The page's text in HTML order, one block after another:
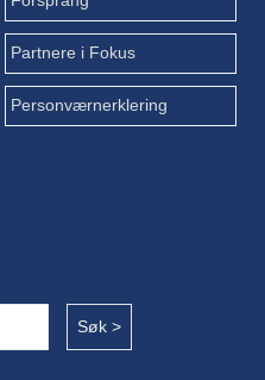
Partnere i Fokus
Personværnerklering